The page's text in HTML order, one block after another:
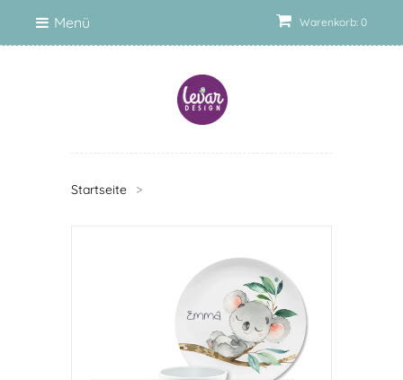
Warenkorb: 0
Menü
Startseite >